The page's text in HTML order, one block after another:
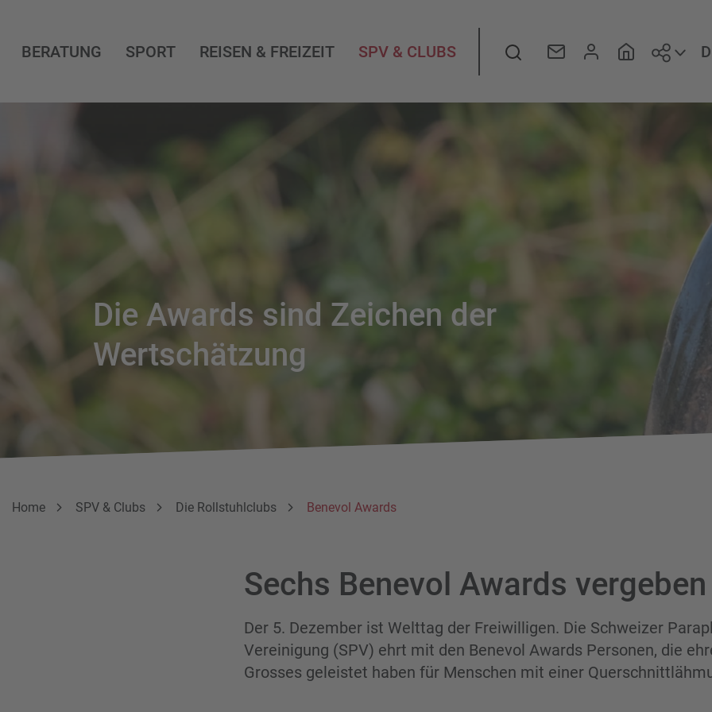
BERATUNG SPORT REISEN & FREIZEIT SPV & CLUBS Suche
Die Awards sind Zeichen der
Wertschätzung
Breadcrumbnavigation
Sie befinden sich hier:
Home SPV & Clubs Die Rollstuhlclubs Benevol Awards
Sechs Benevol Awards vergeben
Der 5. Dezember ist Welttag der Freiwilligen. Die Schweizer
Vereinigung (SPV) ehrt mit den Benevol Awards Personen, die
Grosses geleistet haben für Menschen mit einer